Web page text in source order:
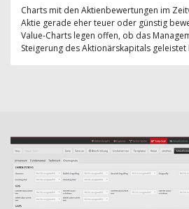
Charts mit den Aktienbewertungen im
Aktie gerade eher teuer oder günstig
Value-Charts legen offen, ob das
Steigerung des Aktionärskapitals geleistet